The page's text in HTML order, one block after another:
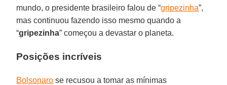
mundo, o presidente brasileiro falou de “gripezinha”,
mas continuou fazendo isso mesmo quando a
“gripezinha” começou a devastar o planeta.
Posições incríveis
Bolsonaro se recusou a tomar as mínimas